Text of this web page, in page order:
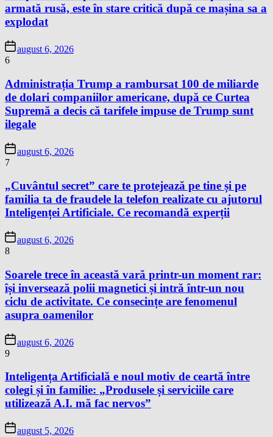
armată rusă, este în stare critică după ce mașina sa a
explodat
august 6, 2026
6
Administrația Trump a rambursat 100 de miliarde
de dolari companiilor americane, după ce Curtea
Supremă a decis că tarifele impuse de Trump sunt
ilegale
august 6, 2026
7
„Cuvântul secret” care te protejează pe tine și pe
familia ta de fraudele la telefon realizate cu ajutorul
Inteligenței Artificiale. Ce recomandă experții
august 6, 2026
8
Soarele trece în această vară printr-un moment rar:
își inversează polii magnetici și intră într-un nou
ciclu de activitate. Ce consecințe are fenomenul
asupra oamenilor
august 6, 2026
9
Inteligența Artificială e noul motiv de ceartă între
colegi și în familie: „Produsele și serviciile care
utilizează A.I. mă fac nervos”
august 5, 2026